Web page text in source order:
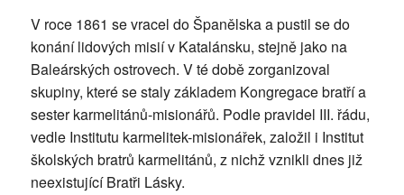
V roce 1861 se vracel do Španělska a pustil se do
konání lidových misií v Katalánsku, stejně jako na
Baleárských ostrovech. V té době zorganizoval
skupiny, které se staly základem Kongregace bratří a
sester karmelitánů-misionářů. Podle pravidel III. řádu,
vedle Institutu karmelitek-misionářek, založil i Institut
školských bratrů karmelitánů, z nichž vznikli dnes již
neexistující Bratři Lásky.